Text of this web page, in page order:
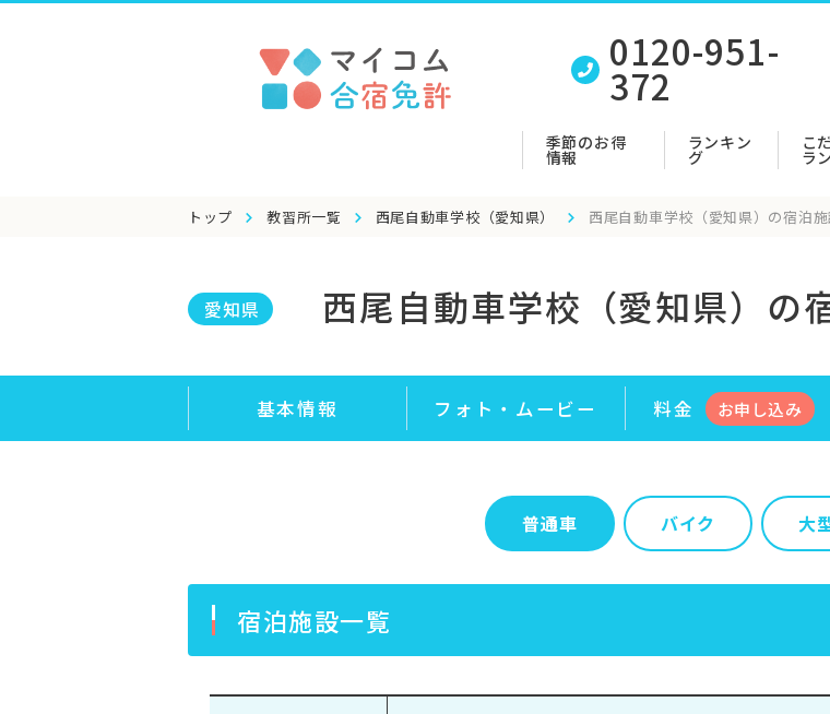
0120-951-
372
季節のお得
情報
ランキン
グ
こ
ラン
トップ 教習所一覧 西尾自動車学校（愛知県） 西尾自動車学校（愛知県）の宿泊施
愛知県 西尾自動車学校（愛知県）の
基本情報 フォト・ ムービー 料金 お申 し込み
普通車 バイク 大
宿泊施設一覧